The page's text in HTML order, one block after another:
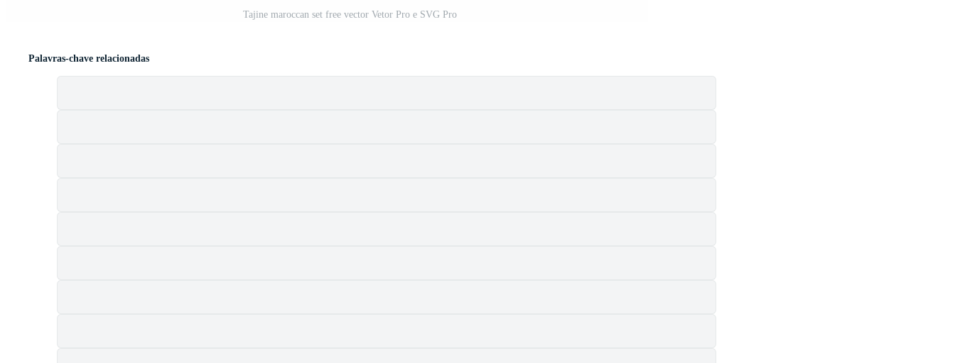
Tajine maroccan set free vector Vetor Pro e SVG Pro
Palavras-chave relacionadas